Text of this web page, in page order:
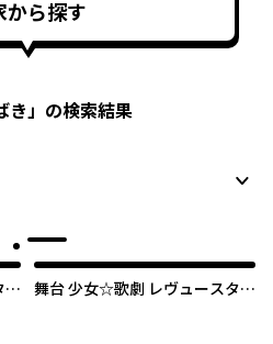
から探す
き」の検索結果
ァ
舞台 少女☆歌劇 レヴュースタァ